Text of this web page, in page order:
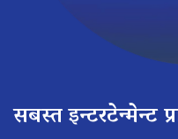
सबस्त इन्टरटेन्मेन्ट